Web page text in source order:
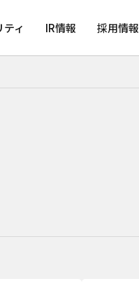
ィ IR情報 採用情報